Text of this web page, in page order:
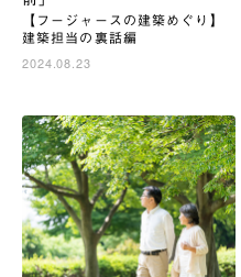
【フージャースの建築めぐり】
建築担当の裏話編
2024.08.23